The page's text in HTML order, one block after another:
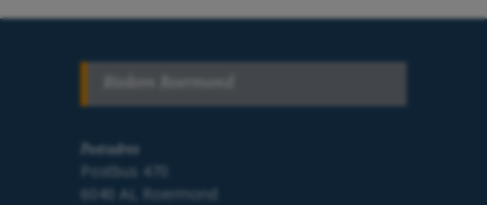
Postadres
Postbus 470
6040 AL Roermond